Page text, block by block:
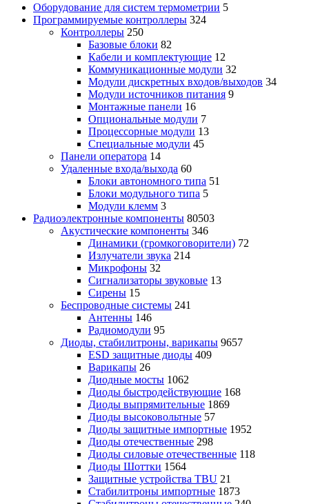
Оборудование для систем термометрии 5
Программируемые контроллеры 324
Контроллеры 250
Базовые блоки 82
Кабели и комплектующие 12
Коммуникационные модули 32
Модули дискретных входов/выходов 34
Модули источников питания 9
Монтажные панели 16
Опциональные модули 7
Процессорные модули 13
Специальные модули 45
Панели оператора 14
Удаленные входа/выхода 60
Блоки автономного типа 51
Блоки модульного типа 5
Модули клемм 3
Радиоэлектронные компоненты 80503
Акустические компоненты 346
Динамики (громкоговорители) 72
Излучатели звука 214
Микрофоны 32
Сигнализаторы звуковые 13
Сирены 15
Беспроводные системы 241
Антенны 146
Радиомодули 95
Диоды, стабилитроны, варикапы 9657
ESD защитные диоды 409
Варикапы 26
Диодные мосты 1062
Диоды быстродействующие 168
Диоды выпрямительные 1869
Диоды высоковольтные 57
Диоды защитные импортные 1952
Диоды отечественные 298
Диоды силовые отечественные 118
Диоды Шоттки 1564
Защитные устройства TBU 21
Стабилитроны импортные 1873